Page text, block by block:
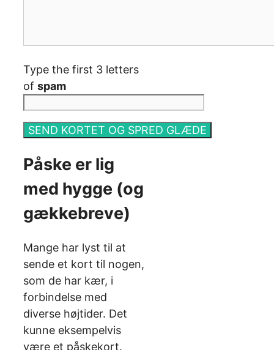
Type the first 3 letters
of spam
Påske er lig
med hygge (og
gækkebreve)
Mange har lyst til at
sende et kort til nogen,
som de har kær, i
forbindelse med
diverse højtider. Det
kunne eksempelvis
være et påskekort.